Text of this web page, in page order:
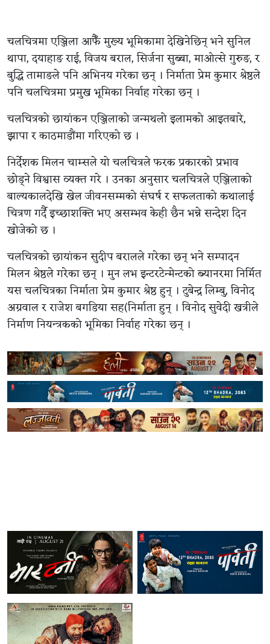
चलचित्रमा एञ्जिला आफैँ मुख्य भूमिकामा देखिनेछिन् भने सुनिल
थापा, दयाहाङ राई, विजय बराल, सिर्जना सुब्बा, माओत्से गुरुङ, र
बुद्धि तामाङले पनि अभिनय गरेका छन् । निर्माता प्रेम कुमार श्रेष्ठले
पनि चलचित्रमा प्रमुख भूमिका निर्वाह गरेका छन् ।
चलचित्रको छायांकन एञ्जिलाको जन्मथलो इलामको आइतबारे,
झापा र काठमाडौंमा गरिएको छ ।
निर्देशक मिलन चाम्सले यो चलचित्रले फरक प्रकारको प्रभाव
छोड्ने विश्वास व्यक्त गरे । उनका अनुसार चलचित्रले एञ्जिलाको
बाल्यकालदेखि खेल जीवनसम्मको संघर्ष र सफलताको कथालाई
चित्रण गर्दै इच्छाशक्ति भए असम्भव केही छैन भन्ने सन्देश दिन
खोजेको छ ।
चलचित्रको छायांकन सुदीप बरालले गरेका छन् भने सम्पादन
मिलन श्रेष्ठले गरेका छन् । मुन लभ इन्टरटेन्मेन्टको ब्यानरमा निर्मित
यस चलचित्रका निर्माता प्रेम कुमार श्रेष्ठ हुन् । टुबेन्द्र लिम्बु, विनोद
अग्रवाल र राजेश बगडिया सह(निर्माता हुन् । विनोद सुवेदी खत्रीले
निर्माण नियन्त्रकको भूमिका निर्वाह गरेका छन् ।